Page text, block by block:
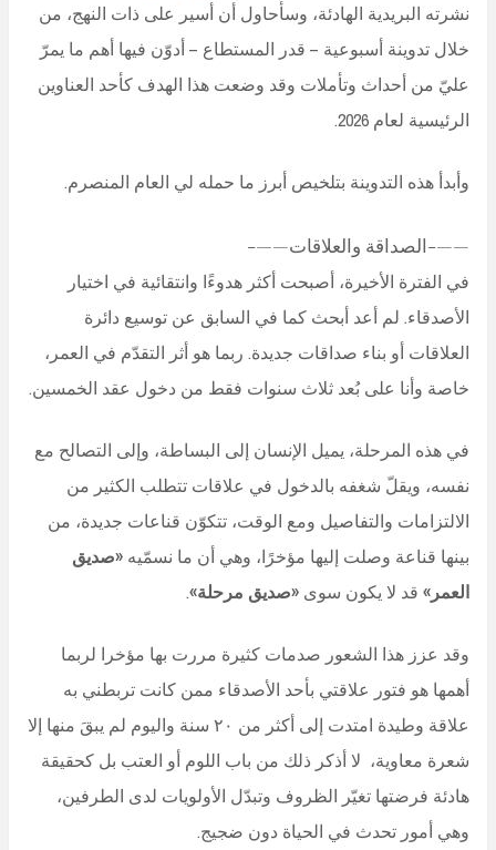
نشرته البريدية الهادئة، وسأحاول أن أسير على ذات النهج، من
خلال تدوينة أسبوعية – قدر المستطاع – أدوّن فيها أهم ما يمرّ
عليّ من أحداث وتأملات وقد وضعت هذا الهدف كأحد العناوين
الرئيسية لعام 2026.
وأبدأ هذه التدوينة بتلخيص أبرز ما حمله لي العام المنصرم.
——-الصداقة والعلاقات——-
في الفترة الأخيرة، أصبحت أكثر هدوءًا وانتقائية في اختيار
الأصدقاء. لم أعد أبحث كما في السابق عن توسيع دائرة
العلاقات أو بناء صداقات جديدة. ربما هو أثر التقدّم في العمر،
خاصة وأنا على بُعد ثلاث سنوات فقط من دخول عقد الخمسين.
في هذه المرحلة، يميل الإنسان إلى البساطة، وإلى التصالح مع
نفسه، ويقلّ شغفه بالدخول في علاقات تتطلب الكثير من
الالتزامات والتفاصيل ومع الوقت، تتكوّن قناعات جديدة، من
بينها قناعة وصلت إليها مؤخرًا، وهي أن ما نسمّيه «صديق
العمر» قد لا يكون سوى «صديق مرحلة».
وقد عزز هذا الشعور صدمات كثيرة مررت بها مؤخرا لربما
أهمها هو فتور علاقتي بأحد الأصدقاء ممن كانت تربطني به
علاقة وطيدة امتدت إلى أكثر من ٢٠ سنة واليوم لم يبقَ منها إلا
شعرة معاوية، لا أذكر ذلك من باب اللوم أو العتب بل كحقيقة
هادئة فرضتها تغيّر الظروف وتبدّل الأولويات لدى الطرفين،
وهي أمور تحدث في الحياة دون ضجيج.